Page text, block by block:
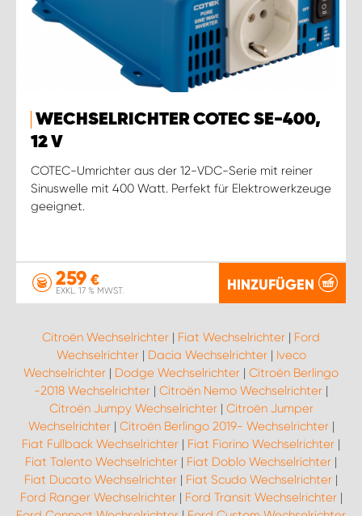
WECHSELRICHTER COTEC SE-400,
12 V
COTEC-Umrichter aus der 12-VDC-Serie mit reiner
Sinuswelle mit 400 Watt. Perfekt für Elektrowerkzeuge
geeignet.
259 €
EXKL. 17 % MWST. HINZUFÜGEN
Citroën Wechselrichter | Fiat Wechselrichter | Ford
Wechselrichter| Dacia Wechselrichter| Iveco
Wechselrichter | Dodge Wechselrichter | Citroën Berlingo
-2018 Wechselrichter | Citroën Nemo Wechselrichter |
Citroën Jumpy Wechselrichter| Citroën Jumper
Wechselrichter| Citroën Berlingo 2019- Wechselrichter|
Fiat Fullback Wechselrichter | Fiat Fiorino Wechselrichter |
Fiat Talento Wechselrichter | Fiat Doblo Wechselrichter |
Fiat Ducato Wechselrichter | Fiat Scudo Wechselrichter |
Ford Ranger Wechselrichter| Ford Transit Wechselrichter|